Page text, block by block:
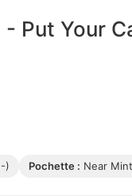
- Put Your
) Pochette : Near